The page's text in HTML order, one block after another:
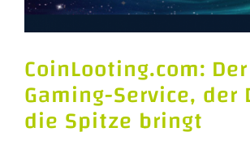
CoinLooting.com: Der
Gaming-Service, der
die Spitze bringt